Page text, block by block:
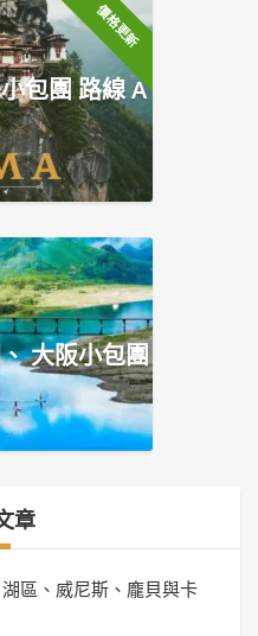
價格更新
包團 路線 A
大阪小包團
章
區、威尼斯、龐貝與卡